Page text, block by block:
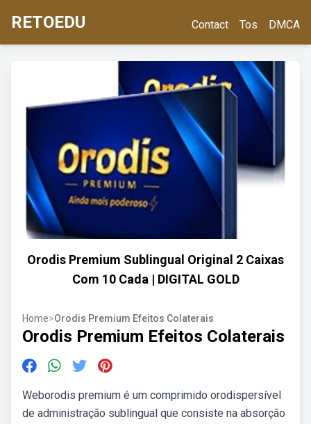
RETOEDU Contact Tos DMCA
Orodis Premium Sublingual Original 2 Caixas
Com 10 Cada | DIGITAL GOLD
Home>Orodis Premium Efeitos Colaterais
Orodis Premium Efeitos Colaterais
Weborodis premium é um comprimido orodispersível
de administração sublingual que consiste na absorção